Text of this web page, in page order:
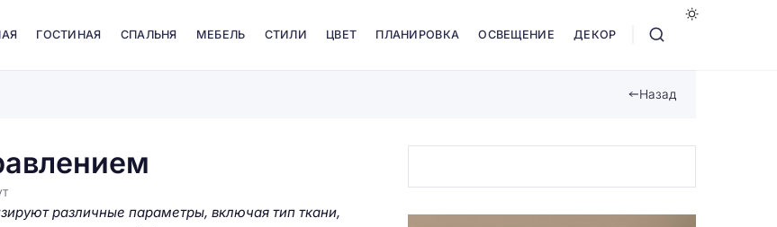
ГОСТИНАЯ СПАЛЬНЯ МЕБЕЛЬ СТИЛИ ЦВЕТ ПЛАНИРОВКА ОСВЕЩЕНИЕ ДЕКОР
Назад
различные параметры, включая тип ткани,